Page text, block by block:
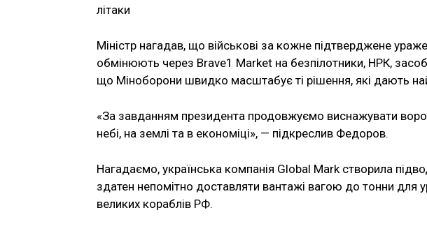
літаки
Міністр нагадав, що військові за кожне підтверджене
обмінюють через Brave1 Market на безпілотники, НРК,
що Міноборони швидко масштабує ті рішення, які дають
«За завданням президента продовжуємо виснажувати
небі, на землі та в економіці», — підкреслив Федоров.
Нагадаємо, українська компанія Global Mark створила
здатен непомітно доставляти вантажі вагою до тонни для
великих кораблів РФ.